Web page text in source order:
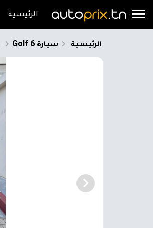
الرئيسية
الرئيسية سيارة Golf 6